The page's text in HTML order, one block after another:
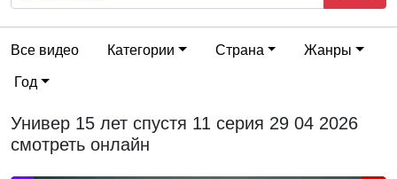
Все видео Категории Страна Жанры
Год
Универ 15 лет спустя 11 серия 29 04 2026
смотреть онлайн